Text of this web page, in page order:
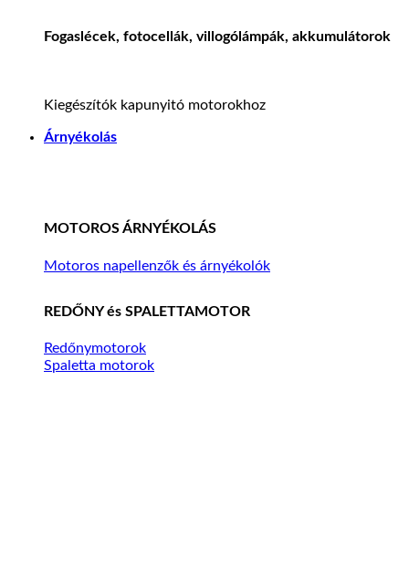
Fogaslécek, fotocellák, villogólámpák, akkumulátorok
Kiegészítók kapunyitó motorokhoz
Árnyékolás
MOTOROS ÁRNYÉKOLÁS
Motoros napellenzők és árnyékolók
REDŐNY és SPALETTAMOTOR
Redőnymotorok
Spaletta motorok